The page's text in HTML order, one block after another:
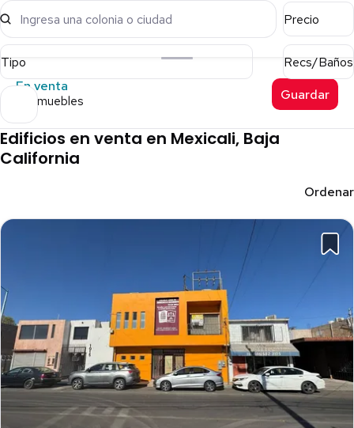
Ingresa una colonia o ciudad Precio
Tipo
Recs/Baños
En venta
31 inmuebles Guardar
Edificios en venta en Mexicali, Baja
California
Ordenar